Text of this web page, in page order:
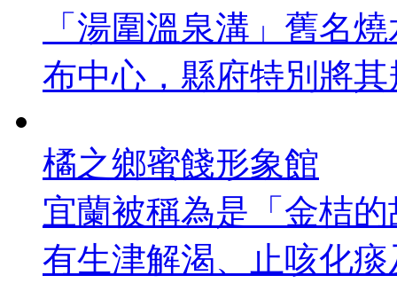
「湯圍溫泉溝」舊名
布中心，縣府特別將
橘之鄉蜜餞形象館
宜蘭被稱為是「金桔
有生津解渴、止咳化